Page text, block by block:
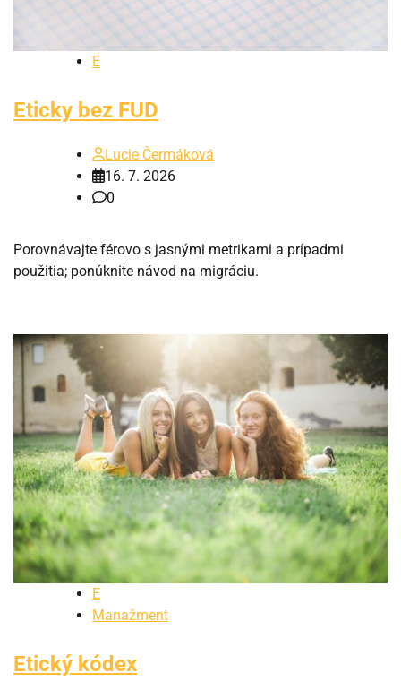
E
Eticky bez FUD
Lucie Čermáková
16. 7. 2026
0
Porovnávajte férovo s jasnými metrikami a prípadmi
použitia; ponúknite návod na migráciu.
E
Manažment
Etický kódex